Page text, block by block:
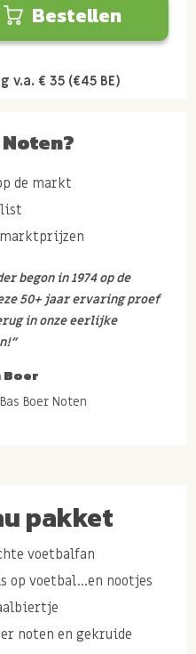
Bestellen
€ 35 (€45 BE)
de markt
begon in 1974 op de
50+ jaar ervaring proef
in onze eerlijke
Boer
Boer Noten
pakket
voetbalfan
op voetbal...en nootjes
noten en gekruide